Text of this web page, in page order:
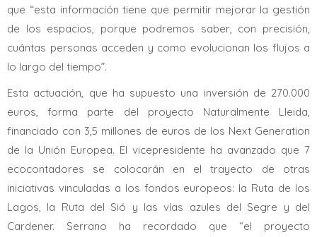
que “esta información tiene que permitir mejorar la gestión
de los espacios, porque podremos saber, con precisión,
cuántas personas acceden y como evolucionan los flujos a
lo largo del tiempo”.
Esta actuación, que ha supuesto una inversión de 270.000
euros, forma parte del proyecto Naturalmente Lleida,
financiado con 3,5 millones de euros de los Next Generation
de la Unión Europea. El vicepresidente ha avanzado que 7
ecocontadores se colocarán en el trayecto de otras
iniciativas vinculadas a los fondos europeos: la Ruta de los
Lagos, la Ruta del Sió y las vías azules del Segre y del
Cardener. Serrano ha recordado que “el proyecto